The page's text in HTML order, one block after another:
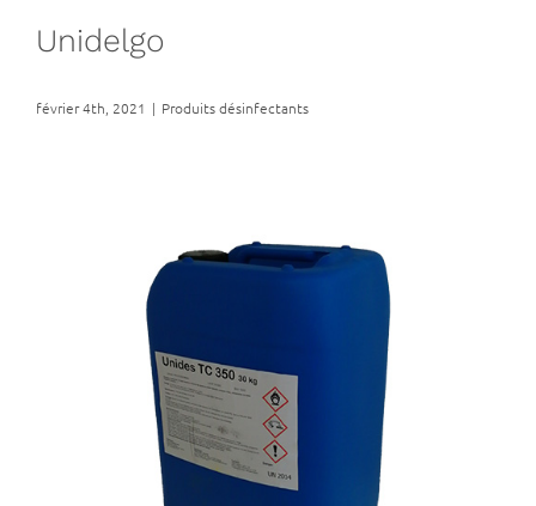
Unidelgo
février 4th, 2021 | Produits désinfectants